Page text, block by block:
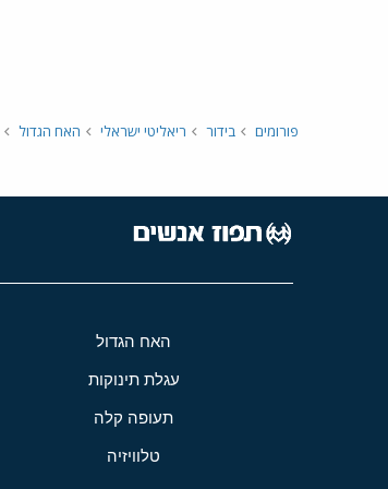
פורומים בידור ריאליטי ישראלי האח הגדול
האח הגדול
עגלת תינוקות
תעופה קלה
טלוויזיה